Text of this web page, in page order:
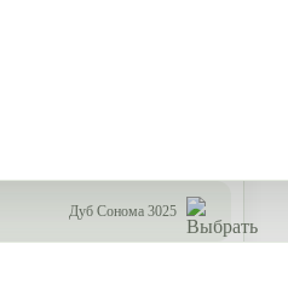
Дуб Сонома 3025